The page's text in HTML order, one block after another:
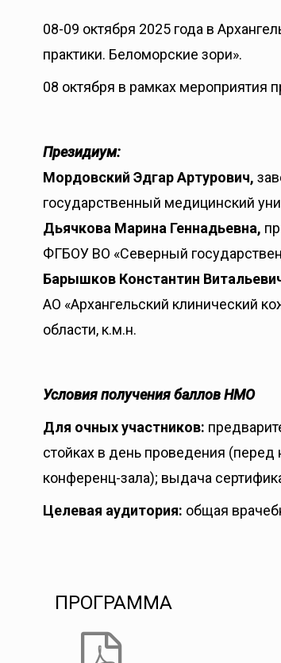
08-09 октября 2025 года в
практики. Беломорские зори».
08 октября в рамках мероприятия
Президиум:
Мордовский Эдгар Артурович,
государственный медицинский
Дьячкова Марина Геннадьевна,
ФГБОУ ВО «Северный
Барышков Константин
АО «Архангельский клинический
области, к.м.н.
Условия получения баллов НМО
Для очных участников:
стойках в день проведения
конференц-зала); выдача
Целевая аудитория: общая
ПРОГРАММА